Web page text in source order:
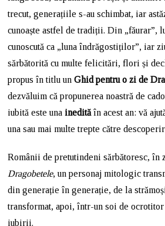
trecut, generațiile s-au schimbat, iar
cunoaște astfel de tradiții. Din „făurar”,
cunoscută ca „luna îndrăgostiților”, iar
sărbătorită cu multe felicitări, flori și
propus în titlu unGhid pentru o zi de
dezvăluim că propunerea noastră de
iubită este una inedităîn acest an: vă
una sau mai multe trepte către
Românii de pretutindeni sărbătoresc, în
Dragobetele, un personaj mitologic
din generație în generație, de la
transformat, apoi, într-un soi de
iubirii.